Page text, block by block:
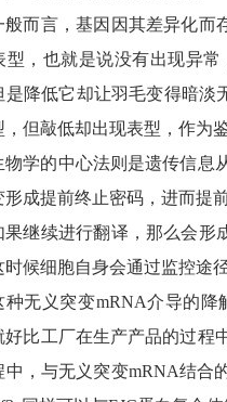
般而言，基因因其差异化而
型，也就是说没有出现异
是降低它却让羽毛变得暗淡
，但敲低却出现表型，作为
物学的中心法则是遗传信息
形成提前终止密码，进而提
果继续进行翻译，那么会形
时候细胞自身会通过监控途
种无义突变mRNA介导的降
好比工厂在生产产品的过程
中，与无义突变mRNA结合